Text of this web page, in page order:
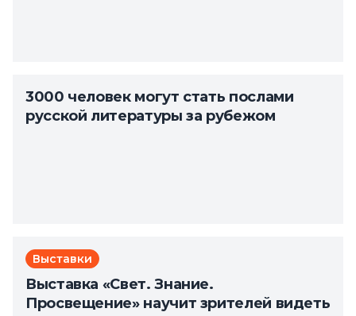
3000 человек могут стать послами
русской литературы за рубежом
Выставки
Выставка «Свет. Знание.
Просвещение» научит зрителей видеть